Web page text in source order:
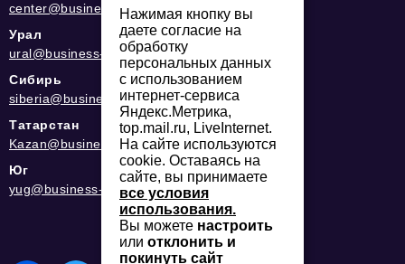
center@business-magazine.online
Урал
ural@business-magazine.online
Сибирь
siberia@business-magazine.online
Татарстан
Kazan@business-magazine.online
Юг
yug@business-magazine.online
Нажимая кнопку вы
даете согласие на
обработку
персональных данных
с использованием
интернет-сервиса
Яндекс.Метрика,
top.mail.ru, LiveInternet.
На сайте используются
cookie. Оставаясь на
сайте, вы принимаете
все условия
использования.
Вы можете настроить
или отклонить и
покинуть сайт